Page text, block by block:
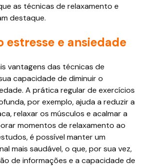
as técnicas de relaxamento e
destaque.
estresse e ansiedade
vantagens das técnicas de
capacidade de diminuir o
A prática regular de exercícios
por exemplo, ajuda a reduzir a
relaxar os músculos e acalmar a
momentos de relaxamento ao
é possível manter um
mais saudável, o que, por sua vez,
de informações e a capacidade de